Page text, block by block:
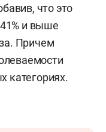
что это
и выше
Причем
категориях.